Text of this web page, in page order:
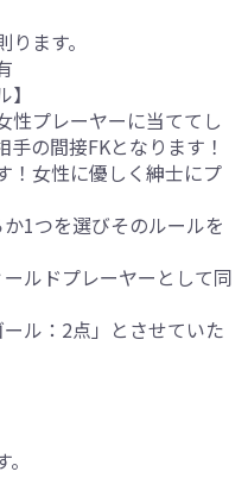
ます。
性プレーヤーに当ててし
の間接FKとなります！
！女性に優しく紳士にプ
1つを選びそのルールを
ルドプレーヤーとして同
ル：2点」とさせていた